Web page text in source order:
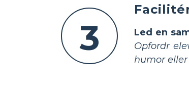
3
Led en
Opfordr
humor